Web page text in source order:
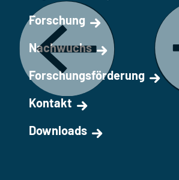
Forschung
Nachwuchs
Forschungsförderung
Kontakt
Downloads